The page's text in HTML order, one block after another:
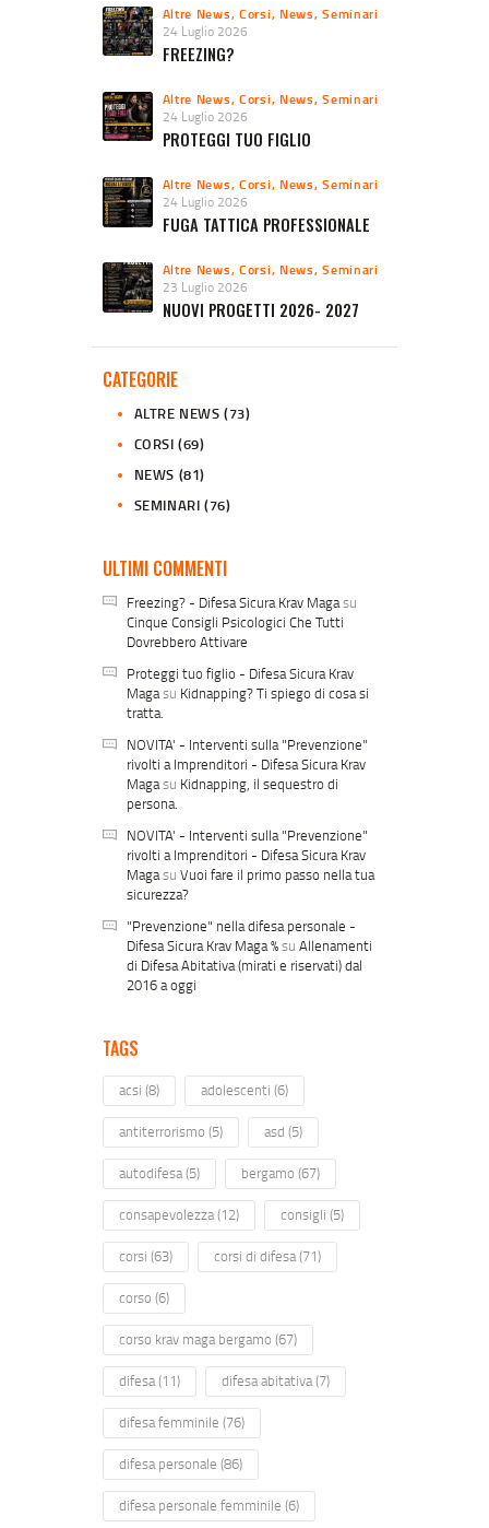
Altre News,Corsi, News,Seminari
24 Luglio 2026
FREEZING?
Altre News,Corsi, News,Seminari
24 Luglio 2026
PROTEGGI TUO FIGLIO
Altre News,Corsi, News,Seminari
24 Luglio 2026
FUGA TATTICA PROFESSIONALE
Altre News,Corsi, News,Seminari
23 Luglio 2026
NUOVI PROGETTI 2026- 2027
CATEGORIE
ALTRE NEWS (73)
CORSI (69)
NEWS (81)
SEMINARI (76)
ULTIMI COMMENTI
Freezing? - Difesa Sicura Krav Magasu
Cinque Consigli Psicologici Che Tutti
Dovrebbero Attivare
Proteggi tuo figlio - Difesa Sicura Krav
Magasu Kidnapping? Ti spiego di cosa si
tratta.
NOVITA' - Interventi sulla "Prevenzione"
rivolti a Imprenditori - Difesa Sicura Krav
Magasu Kidnapping, il sequestro di
persona.
NOVITA' - Interventi sulla "Prevenzione"
rivolti a Imprenditori - Difesa Sicura Krav
MagasuVuoi fare il primo passo nella tua
sicurezza?
"Prevenzione" nella difesa personale -
Difesa Sicura Krav Maga %suAllenamenti
di Difesa Abitativa (mirati e riservati) dal
2016 a oggi
TAGS
acsi (8) adolescenti (6)
antiterrorismo (5) asd (5)
autodifesa(5) bergamo (67)
consapevolezza(12) consigli (5)
corsi (63) corsi di difesa(71)
corso (6)
corso krav maga bergamo (67)
difesa(11) difesa abitativa(7)
difesa femminile (76)
difesa personale (86)
difesa personale femminile (6)